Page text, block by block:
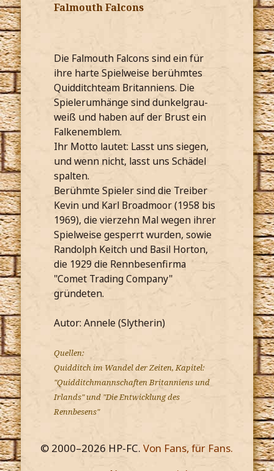
Falmouth Falcons
Die Falmouth Falcons sind ein für
ihre harte Spielweise berühmtes
Quidditchteam Britanniens. Die
Spielerumhänge sind dunkelgrau-
weiß und haben auf der Brust ein
Falkenemblem.
Ihr Motto lautet: Lasst uns siegen,
und wenn nicht, lasst uns Schädel
spalten.
Berühmte Spieler sind die Treiber
Kevin und Karl Broadmoor (1958 bis
1969), die vierzehn Mal wegen ihrer
Spielweise gesperrt wurden, sowie
Randolph Keitch und Basil Horton,
die 1929 die Rennbesenfirma
"Comet Trading Company"
gründeten.
Autor: Annele (Slytherin)
Quellen:
Quidditch im Wandel der Zeiten, Kapitel:
"Quidditchmannschaften Britanniens und
Irlands" und "Die Entwicklung des
Rennbesens"
© 2000–2026 HP-FC.Von Fans, für Fans.